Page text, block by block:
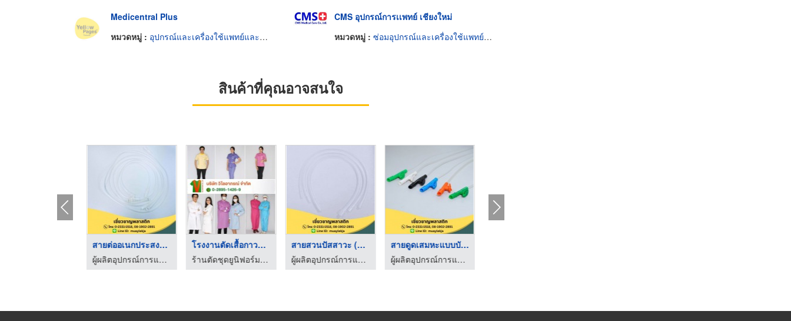
Medicentral Plus
หมวดหมู่ : อุปกรณ์และเครื่องใช้แพทย์และศัลยแพทย์
CMS อุปกรณ์การเเพทย์ เชียงใหม่
หมวดหมู่ : ซ่อมอุปกรณ์และเครื่องใช้แพทย์และศัลยแพทย์
สินค้าที่คุณอาจสนใจ
สายต่ออเนกประสงค์ (E ...
ผู้ผลิตอุปกรณ์การแพทย์ - เชี่ยวชาญพลาสติก
โรงงานตัดเสื้อกาวน์ ...
ร้านตัดชุดยูนิฟอร์ม โรงงานผลิตชุดยูนิฟอร์ม
สายสวนปัสสาวะ (Nelat ...
ผู้ผลิตอุปกรณ์การแพทย์ - เชี่ยวชาญพลาสติก
สายดูดเสมหะแบบบังคับ ...
ผู้ผลิตอุปกรณ์การแพทย์ - เชี่ยวชาญพลาสติก